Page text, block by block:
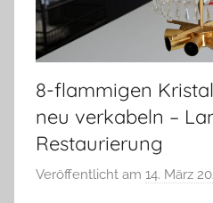
8-flammigen
neu verkabeln –
Restaurierung
Veröffentlicht am 14. März